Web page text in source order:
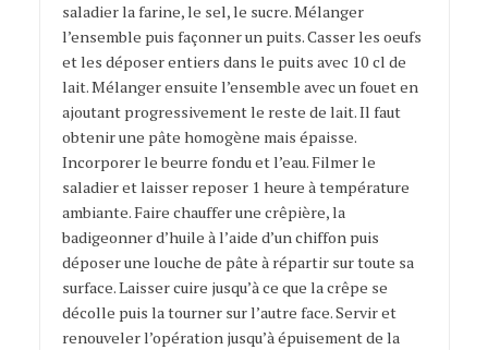
saladier la farine, le sel, le sucre. Mélanger
l’ensemble puis façonner un puits. Casser les oeufs
et les déposer entiers dans le puits avec 10 cl de
lait. Mélanger ensuite l’ensemble avec un fouet en
ajoutant progressivement le reste de lait. Il faut
obtenir une pâte homogène mais épaisse.
Incorporer le beurre fondu et l’eau. Filmer le
saladier et laisser reposer 1 heure à température
ambiante. Faire chauffer une crêpière, la
badigeonner d’huile à l’aide d’un chiffon puis
déposer une louche de pâte à répartir sur toute sa
surface. Laisser cuire jusqu’à ce que la crêpe se
décolle puis la tourner sur l’autre face. Servir et
renouveler l’opération jusqu’à épuisement de la